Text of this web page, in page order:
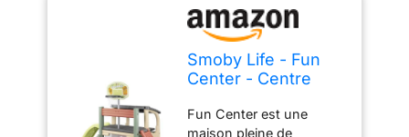
Smoby Life - Fun
Center - Centre
Sports - Toboggan,
Fun Center est une
maison pleine de